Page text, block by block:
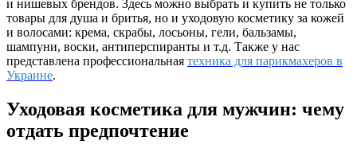
и нишевых брендов. Здесь можно выбрать и купить не только
товары для душа и бритья, но и уходовую косметику за кожей
и волосами: крема, скрабы, лосьоны, гели, бальзамы,
шампуни, воски, антиперспиранты и т.д. Также у нас
представлена профессиональная техника для парикмахеров в
Украине.
Уходовая косметика для мужчин: чему
отдать предпочтение